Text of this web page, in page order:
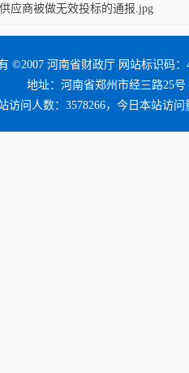
应商被做无效投标的通报.jpg
©2007 河南省财政厅 网站标识码：
地址：河南省郑州市经三路25号
访问人数：3578266，今日本站访问